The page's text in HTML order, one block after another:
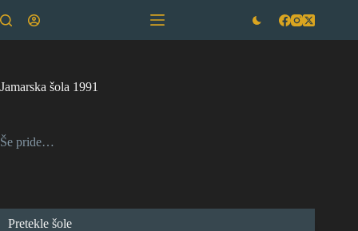
to
Jamarska šola 1991
Še pride…
Pretekle šole